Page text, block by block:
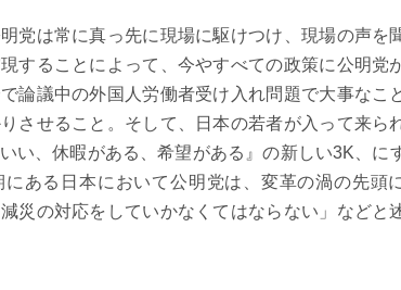
党は常に真っ先に現場に駆けつけ、現場の声を
することによって、今やすべての政策に公明党
論議中の外国人労働者受け入れ問題で大事なこ
させること。そして、日本の若者が入って来ら
い、休暇がある、希望がある』の新しい3K、に
ある日本において公明党は、変革の渦の先頭
災の対応をしていかなくてはならない」などと